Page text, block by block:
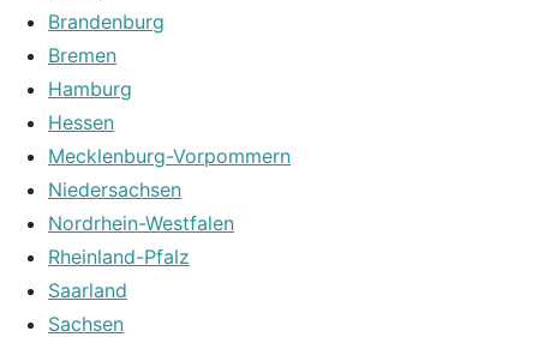
Brandenburg
Bremen
Hamburg
Hessen
Mecklenburg-Vorpommern
Niedersachsen
Nordrhein-Westfalen
Rheinland-Pfalz
Saarland
Sachsen